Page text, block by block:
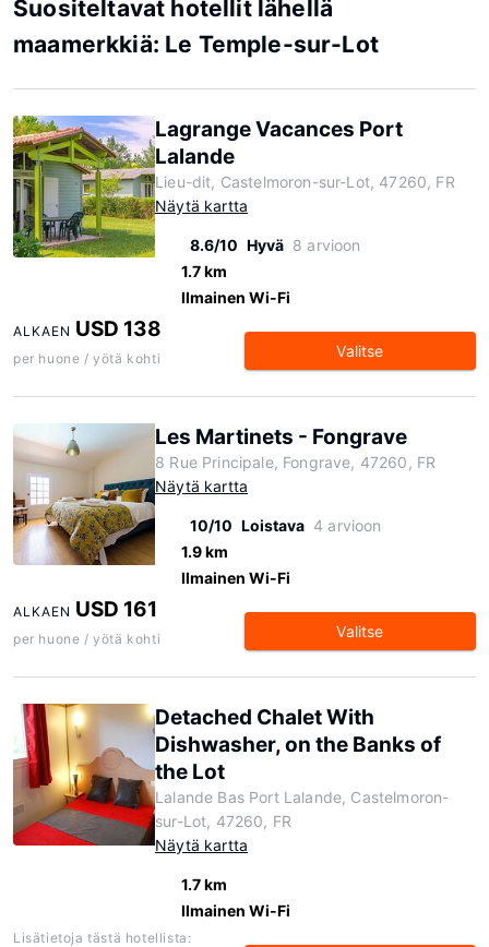
Suositeltavat hotellit lähellä
maamerkkiä: Le Temple-sur-Lot
Lagrange Vacances Port
Lalande
Lieu-dit, Castelmoron-sur-Lot, 47260, FR
Näytä kartta
8.6/10 Hyvä 8 arvioon
1.7 km
Ilmainen Wi-Fi
ALKAEN USD 138
per huone / yötä kohti Valitse
Les Martinets - Fongrave
8 Rue Principale, Fongrave, 47260, FR
Näytä kartta
10/10 Loistava 4 arvioon
1.9 km
Ilmainen Wi-Fi
ALKAEN USD 161
per huone / yötä kohti Valitse
Detached Chalet With
Dishwasher, on the Banks of
the Lot
Lalande Bas Port Lalande, Castelmoron-
sur-Lot, 47260, FR
Näytä kartta
1.7 km
Ilmainen Wi-Fi
Lisätietoja tästä hotellista: